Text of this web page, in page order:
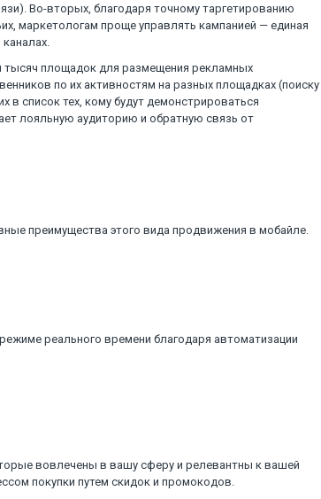
Во-вторых, благодаря точному таргетированию
маркетологам проще управлять кампанией — единая
тысяч площадок для размещения рекламных
по их активностям на разных площадках (поиску
список тех, кому будут демонстрироваться
лояльную аудиторию и обратную связь от
преимущества этого вида продвижения в мобайле.
реального времени благодаря автоматизации
вовлечены в вашу сферу и релевантны к вашей
покупки путем скидок и промокодов.